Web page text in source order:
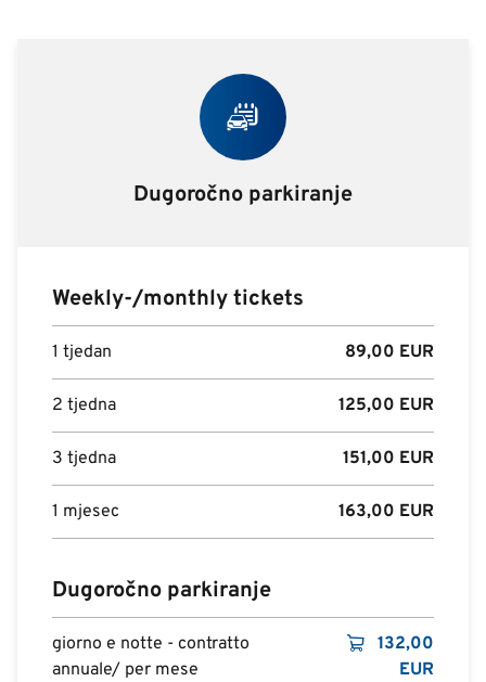
Dugoročno parkiranje
Weekly-/monthly tickets
1 tjedan 89,00 EUR
2 tjedna 125,00 EUR
3 tjedna 151,00 EUR
1 mjesec 163,00 EUR
Dugoročno parkiranje
giorno e notte - contratto
annuale/ per mese
132,00
EUR